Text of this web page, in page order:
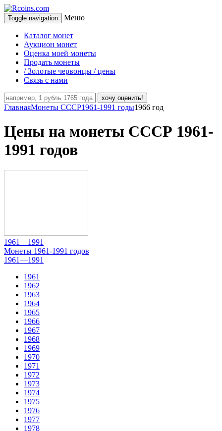
Toggle navigation Меню
Каталог монет
Аукцион монет
Оценка моей монеты
Продать монеты
/ Золотые червонцы / цены
Связь с нами
хочу оценить!
ГлавнаяМонеты СССР1961-1991 годы1966 год
Цены на монеты СССР 1961-
1991 годов
1961—1991
Монеты 1961-1991 годов
1961—1991
1961
1962
1963
1964
1965
1966
1967
1968
1969
1970
1971
1972
1973
1974
1975
1976
1977
1978